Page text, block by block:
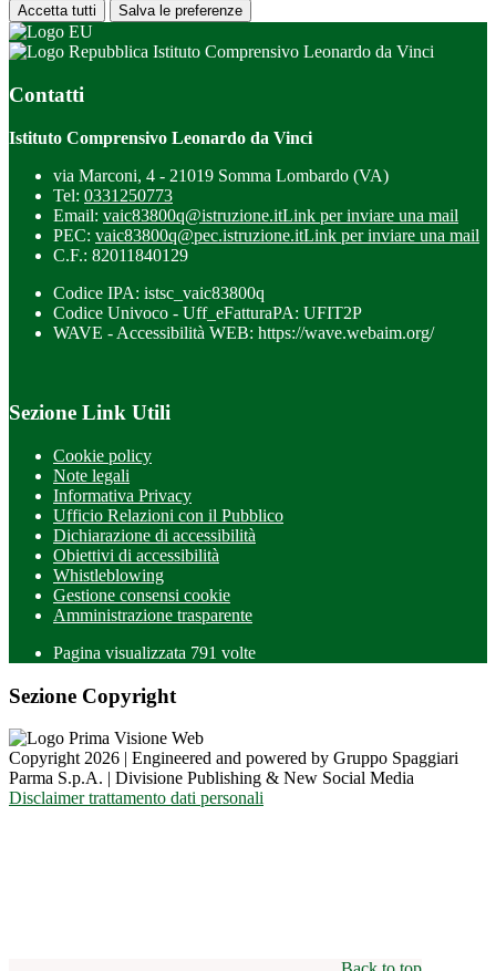
Accetta tutti Salva le preferenze
Istituto Comprensivo Leonardo da Vinci
Contatti
Istituto Comprensivo Leonardo da Vinci
via Marconi, 4 - 21019 Somma Lombardo (VA)
Tel: 0331250773
Email: vaic83800q@istruzione.itLink per inviare una mail
PEC: vaic83800q@pec.istruzione.itLink per inviare una mail
C.F.: 82011840129
Codice IPA: istsc_vaic83800q
Codice Univoco - Uff_eFatturaPA: UFIT2P
WAVE - Accessibilità WEB: https://wave.webaim.org/
Sezione Link Utili
Cookie policy
Note legali
Informativa Privacy
Ufficio Relazioni con il Pubblico
Dichiarazione di accessibilità
Obiettivi di accessibilità
Whistleblowing
Gestione consensi cookie
Amministrazione trasparente
Pagina visualizzata 791 volte
Sezione Copyright
Copyright 2026 | Engineered and powered by Gruppo Spaggiari
Parma S.p.A. | Divisione Publishing & New Social Media
Disclaimer trattamento dati personali